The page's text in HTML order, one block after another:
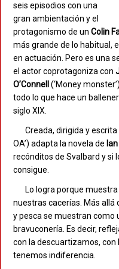
seis episodios con una
gran ambientación y el
protagonismo de un Colin
más grande de lo habitual,
en actuación. Pero es una
el actor coprotagoniza con
O’Connell (‘Money
todo lo que hace un
siglo XIX.
Creada, dirigida y escrita
OA’) adapta la novela de Ian
recónditos de Svalbard y si
consigue.
Lo logra porque
nuestras cacerías. Más
y pesca se muestran como
bravuconería. Es decir,
con la descuartizamos, con
tenemos indiferencia.